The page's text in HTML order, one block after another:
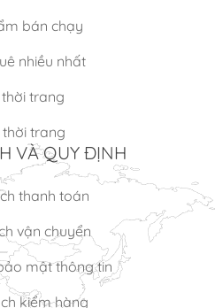
bán chạy
nhiều nhất
trang
trang
VÀ QUY ĐỊNH
thanh toán
vận chuyển
mật thông tin
kiểm hàng